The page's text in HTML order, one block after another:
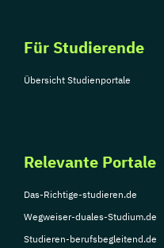
Für Studierende
Übersicht Studienportale
Relevante Portale
Das-Richtige-studieren.de
Wegweiser-duales-Studium.de
Studieren-berufsbegleitend.de